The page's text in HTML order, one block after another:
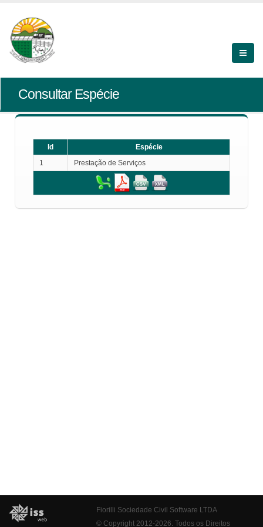
Consultar Espécie
Id
Espécie
1
Prestação de Serviços
Fiorilli Sociedade Civil Software LTDA
© Copyright 2012-2026. Todos os Direitos